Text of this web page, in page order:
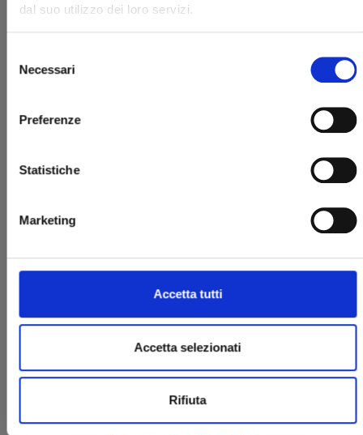
dal suo utilizzo dei loro servizi.
delNecessari
Preferenze
Statistiche
Marketing
Accetta tutti
Accetta selezionati
Rifiuta
DRAGON QUEST - THE ADVENTURE OF DAI n. 6